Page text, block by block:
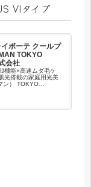
VIタイプ
ボーテ クールプ
TOKYO
会社
機能×高速ムダ毛ケ
光搭載の家庭用光美
ン） TOKYO